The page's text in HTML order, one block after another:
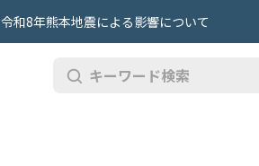
令和8年熊本地震による影響について